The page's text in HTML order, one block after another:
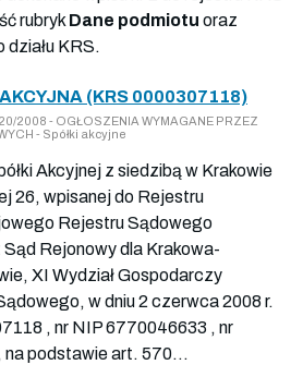
rubryk Dane podmiotu oraz
KRS.
(KRS 0000307118)
2008 - OGŁOSZENIA WYMAGANE PRZEZ
- Spółki akcyjne
Akcyjnej z siedzibą w Krakowie
26, wpisanej do Rejestru
Rejestru Sądowego
Rejonowy dla Krakowa-
XI Wydział Gospodarczy
w dniu 2 czerwca 2008 r.
, nr NIP 6770046633 , nr
podstawie art. 570...